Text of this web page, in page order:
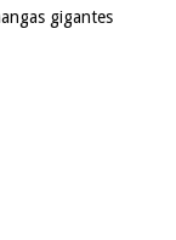
gigantes